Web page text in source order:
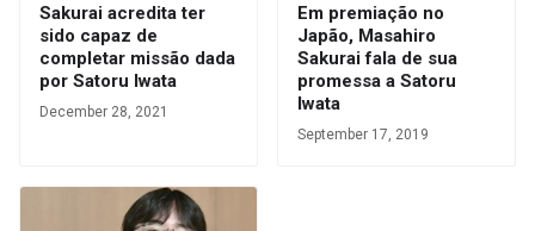
Sakurai acredita ter
sido capaz de
completar missão dada
por Satoru Iwata
December 28, 2021
Em premiação no
Japão, Masahiro
Sakurai fala de sua
promessa a Satoru
Iwata
September 17, 2019